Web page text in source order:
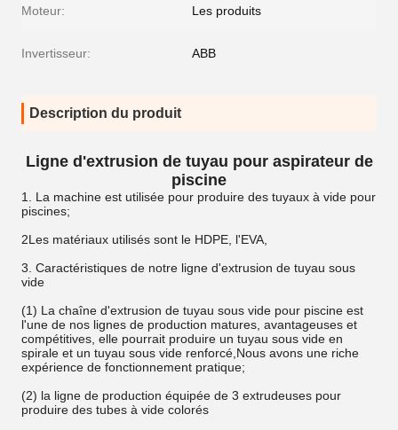
Moteur: Les produits
Invertisseur: ABB
Description du produit
Ligne d'extrusion de tuyau pour aspirateur de
piscine
1. La machine est utilisée pour produire des tuyaux à vide pour
piscines;
2Les matériaux utilisés sont le HDPE, l'EVA,
3. Caractéristiques de notre ligne d'extrusion de tuyau sous
vide
(1) La chaîne d'extrusion de tuyau sous vide pour piscine est
l'une de nos lignes de production matures, avantageuses et
compétitives, elle pourrait produire un tuyau sous vide en
spirale et un tuyau sous vide renforcé,Nous avons une riche
expérience de fonctionnement pratique;
(2) la ligne de production équipée de 3 extrudeuses pour
produire des tubes à vide colorés